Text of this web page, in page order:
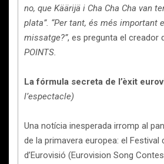
no, que Käärijä i Cha Cha Cha van
plata”. “Per tant, és més important
missatge?”, es pregunta el creador
POINTS.
La fórmula secreta de l’èxit
l’espectacle)
Una notícia inesperada irromp al
de la primavera europea: el Festival
d’Eurovisió (Eurovision Song